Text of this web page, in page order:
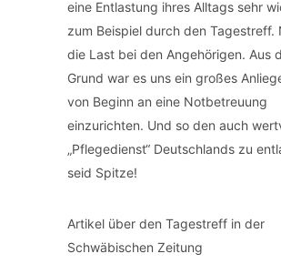
eine Entlastung ihres Alltags sehr
zum Beispiel durch den Tagestreff.
die Last bei den Angehörigen. Aus
Grund war es uns ein großes
von Beginn an eine Notbetreuung
einzurichten. Und so den auch
„Pflegedienst“ Deutschlands zu
seid Spitze!
Artikel über den Tagestreff in der
Schwäbischen Zeitung